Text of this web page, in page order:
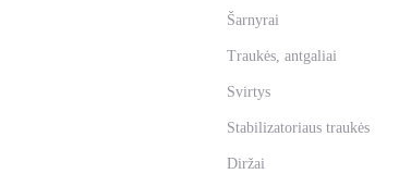
Šarnyrai
Traukės, antgaliai
Svirtys
Stabilizatoriaus traukės
Diržai